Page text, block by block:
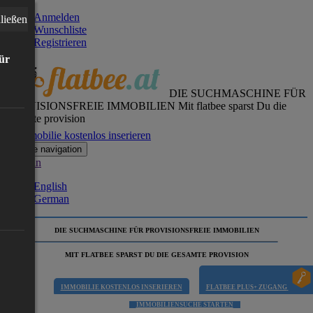
Anmelden
Wunschliste
Registrieren
DIE SUCHMASCHINE FÜR
PROVISIONSFREIE IMMOBILIEN Mit flatbee sparst Du die
gesamte provision
Immobilie kostenlos inserieren
Toggle navigation
German
English
German
DIE SUCHMASCHINE FÜR PROVISIONSFREIE IMMOBILIEN
MIT FLATBEE SPARST DU DIE GESAMTE PROVISION
IMMOBILIE KOSTENLOS INSERIEREN FLATBEE PLUS+ ZUGANG
IMMOBILIENSUCHE STARTEN